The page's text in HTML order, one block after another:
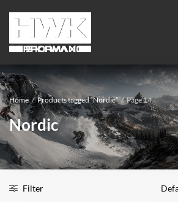
Home / Products tagged “Nordic” / Page 14
Nordic
Filter